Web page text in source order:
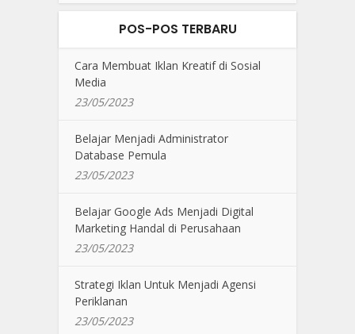
POS-POS TERBARU
Cara Membuat Iklan Kreatif di Sosial
Media
23/05/2023
Belajar Menjadi Administrator
Database Pemula
23/05/2023
Belajar Google Ads Menjadi Digital
Marketing Handal di Perusahaan
23/05/2023
Strategi Iklan Untuk Menjadi Agensi
Periklanan
23/05/2023